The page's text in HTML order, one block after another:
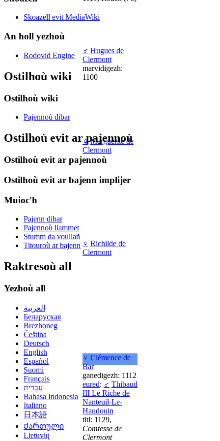
♂ Hugues de
Clermont
marvidigezh:
1100
♀ Marguerite de
Clermont
♀ Richilde de
Clermont
♀ Clémence de
Bar
ganedigezh: 1112
eured: ♂ Thibaud
III Le Riche de
Nanteuil-Le-
Haudouin
titl: 1129,
Comtesse de
Clermont
Skoazell evit MediaWiki
An holl yezhoù
Rodovid Engine
Ostilhoù wiki
Ostilhoù wiki
Pajennoù dibar
Ostilhoù evit ar pajennoù
Ostilhoù evit ar pajennoù
Ostilhoù evit ar bajenn implijer
Muioc'h
Pajenn dibar
Pajennoù liammet
Stumm da voullañ
Titouroù ar bajenn
Raktresoù all
Yezhoù all
العربية
Беларуская
Brezhoneg
Čeština
Deutsch
English
Español
Suomi
Français
עברית
Bahasa Indonesia
Italiano
日本語
Ქართული
Lietuvių